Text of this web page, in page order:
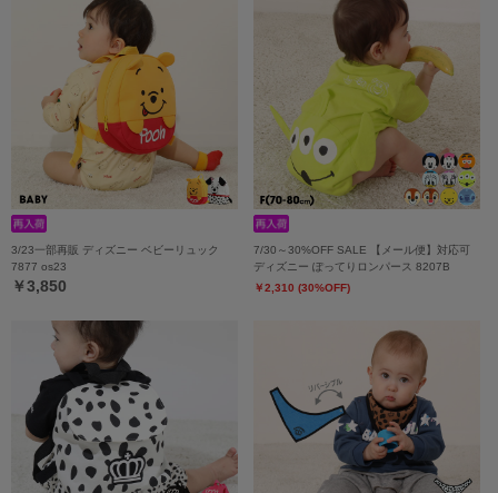
3/23一部再販 ディズニー ベビーリュック
7877 os23
￥3,850
7/30～30%OFF SALE 【メール便】対応可
ディズニー ぽってりロンパース 8207B
￥2,310 (30%OFF)